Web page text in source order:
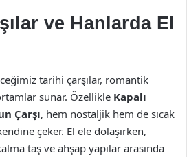
ve Hanlarda El
tarihi çarşılar, romantik
sunar. Özellikle Kapalı
Çarşı, hem nostaljik hem de sıcak
çeker. El ele dolaşırken,
taş ve ahşap yapılar arasında